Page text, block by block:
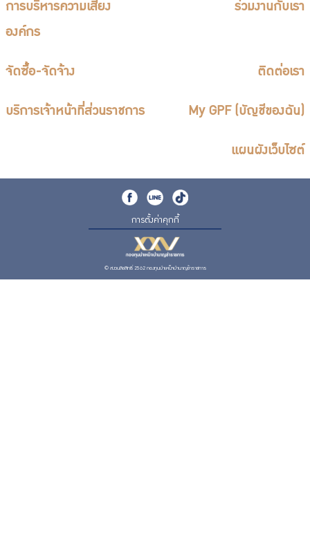
การบริหารความเสี่ยง
องค์กร
ร่วมงานกับเรา
จัดซื้อ-จัดจ้าง ติดต่อเรา
บริการเจ้าหน้าที่ส่วนราชการ My GPF (บัญชีของฉัน)
แผนผังเว็บไซต์
การตั้งค่าคุกกี้
© สงวนลิขสิทธิ์ 2562 กองทุนบำเหน็จบำนาญข้าราชการ